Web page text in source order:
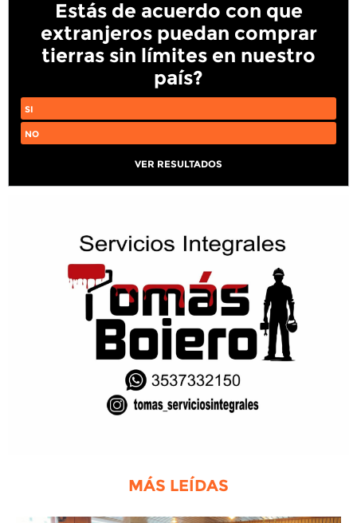
Estás de acuerdo con que
extranjeros puedan comprar
tierras sin límites en nuestro
país?
SI
NO
VER RESULTADOS
MÁS LEÍDAS